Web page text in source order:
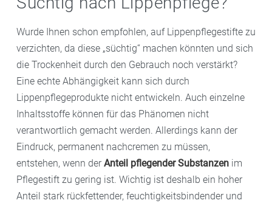
Spülen Sie die Maske nach der Einwirkzeit mit
haben Sie schon mal versucht, die Lippen mit der
Zunge zu befeuchten. Doch das verstärkt eher noch
die Trockenheit, denn der Speichel entzieht den Lippen
noch mehr Feuchtigkeit, wenn er verdunstet. Das kann
sogar zu einem Lippenleck-Ekzem führen. Vermeiden
Sie diese Gewohnheit deshalb unbedingt, auch wenn
es anfangs schwerfällt.
Wurde Ihnen schon empfohlen, auf Lippenpflegestifte zu
verzichten, da diese „süchtig“ machen könnten und sich
die Trockenheit durch den Gebrauch noch verstärkt?
Eine echte Abhängigkeit kann sich durch
Lippenpflegeprodukte nicht entwickeln. Auch einzelne
Inhaltsstoffe können für das Phänomen nicht
verantwortlich gemacht werden. Allerdings kann der
Eindruck, permanent nachcremen zu müssen,
entstehen, wenn der Anteil pflegender Substanzen im
Pflegestift zu gering ist. Wichtig ist deshalb ein hoher
Anteil stark rückfettender, feuchtigkeitsbindender und